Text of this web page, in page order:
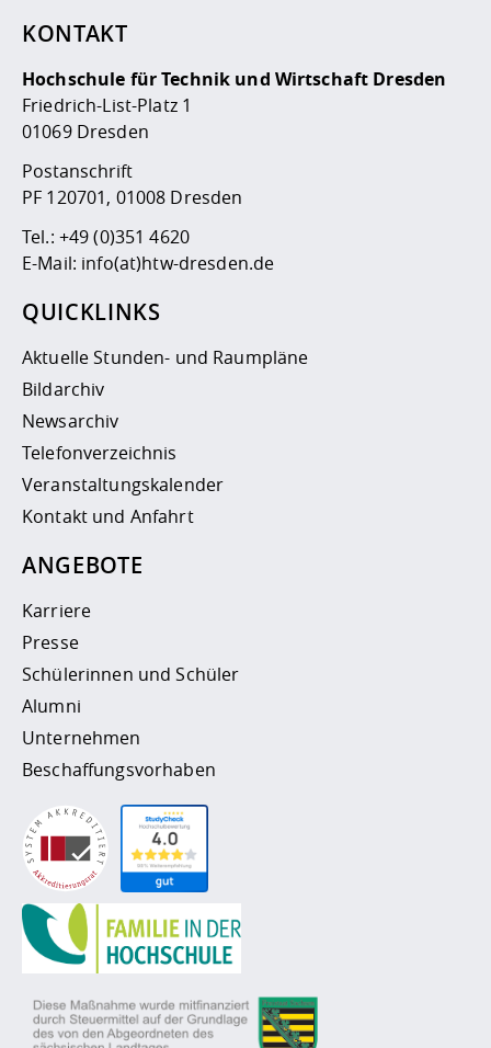
KONTAKT
Hochschule für Technik und Wirtschaft Dresden
Friedrich-List-Platz 1
01069 Dresden
Postanschrift
PF 120701, 01008 Dresden
Tel.: +49 (0)351 4620
E-Mail: info(at)htw-dresden.de
QUICKLINKS
Aktuelle Stunden- und Raumpläne
Bildarchiv
Newsarchiv
Telefonverzeichnis
Veranstaltungskalender
Kontakt und Anfahrt
ANGEBOTE
Karriere
Presse
Schülerinnen und Schüler
Alumni
Unternehmen
Beschaffungsvorhaben